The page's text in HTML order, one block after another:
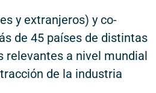
y extranjeros) y co-
de 45 países de distintas
a nivel mundial
de la industria